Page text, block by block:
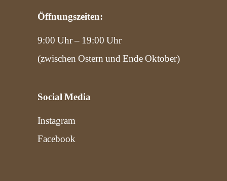
Öffnungszeiten:
9:00 Uhr – 19:00 Uhr
(zwischen Ostern und Ende Oktober)
Social Media
Instagram
Facebook